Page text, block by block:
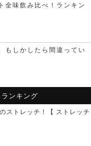
全味飲み比べ！ランキン
もしかしたら間違ってい
ンキング
ストレッチ！【 ストレッチ